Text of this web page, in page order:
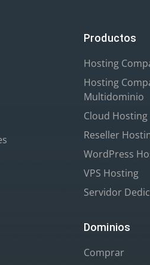
Productos
Hosting
Hosting
Multidominio
Cloud Hosting
Reseller
WordPress
VPS Hosting
Servidor
Dominios
Comprar